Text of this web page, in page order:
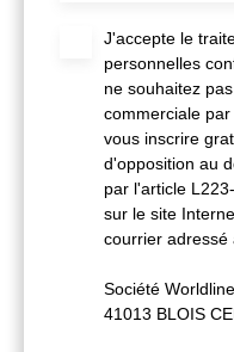
J'accepte le
personnelles
ne souhaitez
commerciale
vous inscrire
d'opposition au
par l'article
sur le site
courrier adressé
Société
41013 BLOIS